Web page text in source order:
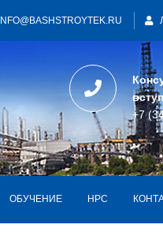
INFO@BASHSTROYTEK.RU
+7
ОБУЧЕНИЕ НРС